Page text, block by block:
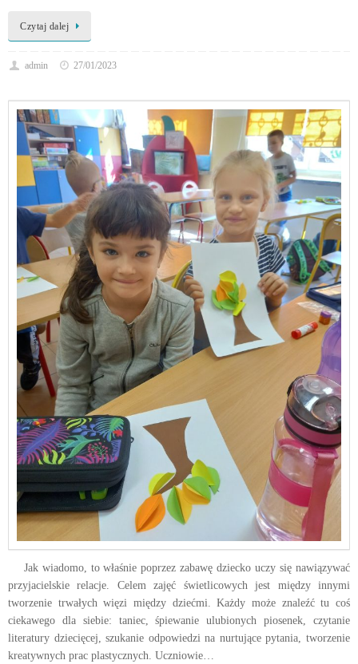
Czytaj dalej
admin 27/01/2023
Jak wiadomo, to właśnie poprzez zabawę dziecko uczy się nawiązywać
przyjacielskie relacje. Celem zajęć świetlicowych jest między innymi
tworzenie trwałych więzi między dziećmi. Każdy może znaleźć tu coś
ciekawego dla siebie: taniec, śpiewanie ulubionych piosenek, czytanie
literatury dziecięcej, szukanie odpowiedzi na nurtujące pytania, tworzenie
kreatywnych prac plastycznych. Uczniowie…